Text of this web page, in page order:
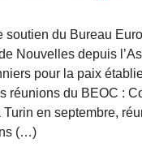
soutien du Bureau
Nouvelles depuis
pour la paix
réunions du BEOC :
en septembre,
(…)